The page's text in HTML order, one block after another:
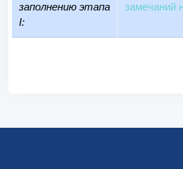
заполнению этапа
I:
замечаний